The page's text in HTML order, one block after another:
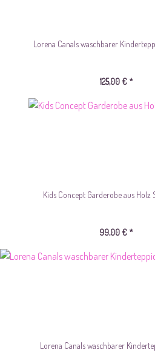
Lorena Canals waschbarer
125,00 € *
Kids Concept Garderobe aus Holz
99,00 € *
Lorena Canals waschbarer